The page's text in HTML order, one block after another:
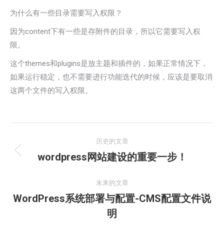
为什么有一些目录需要写入权限？
因为content下有一些是存附件的目录，所以它需要写入权
限。
这个themes和plugins是放主题和插件的，如果正常情况下，
如果运行稳定，也不需要进行功能迭代的时候，应该是要取消
这两个文件的写入权限。
章
航
历史的文章
历
的
文
章：
wordpress网站建设的重要一步！
未来的文章
未
来
WordPress系统部署与配置-CMS配置文件说
明